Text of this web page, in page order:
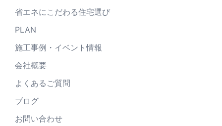
省エネにこだわる住宅選び
PLAN
施工事例・イベント情報
会社概要
よくあるご質問
ブログ
お問い合わせ